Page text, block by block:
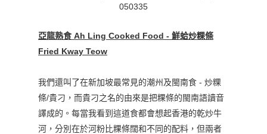
050335
亞龍熟食 Ah Ling Cooked Food - 鮮蛤炒粿條
Fried Kway Teow
我們還叫了在新加坡最常見的潮州及閩南食 - 炒粿
條/貴刁，而貴刁之名的由來是把粿條的閩南語讀音
譯成的。每當我看到這道食都會想起香港的乾炒牛
河，分別在於河粉比粿條闊和不同的配料，但兩者